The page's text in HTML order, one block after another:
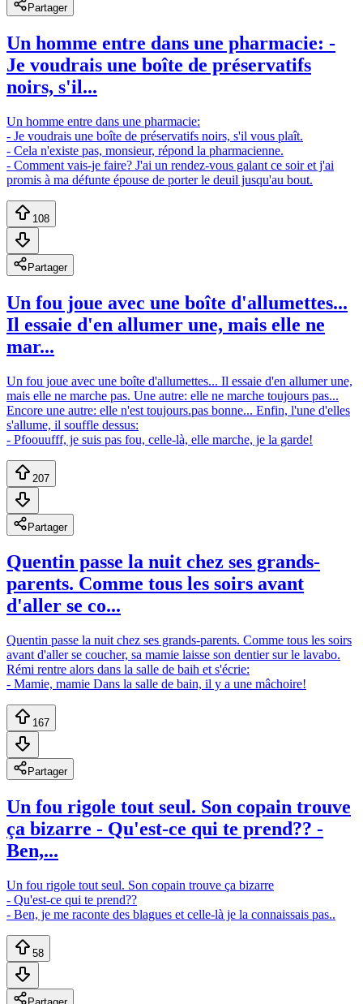
Partager
Un homme entre dans une pharmacie: -
Je voudrais une boîte de préservatifs
noirs, s'il...
Un homme entre dans une pharmacie:
- Je voudrais une boîte de préservatifs noirs, s'il vous plaît.
- Cela n'existe pas, monsieur, répond la pharmacienne.
- Comment vais-je faire? J'ai un rendez-vous galant ce soir et j'ai
promis à ma défunte épouse de porter le deuil jusqu'au bout.
108
Partager
Un fou joue avec une boîte d'allumettes...
Il essaie d'en allumer une, mais elle ne
mar...
Un fou joue avec une boîte d'allumettes... Il essaie d'en allumer une,
mais elle ne marche pas. Une autre: elle ne marche toujours pas...
Encore une autre: elle n'est toujours.pas bonne... Enfin, l'une d'elles
s'allume, il souffle dessus:
- Pfoouufff, je suis pas fou, celle-là, elle marche, je la garde!
207
Partager
Quentin passe la nuit chez ses grands-
parents. Comme tous les soirs avant
d'aller se co...
Quentin passe la nuit chez ses grands-parents. Comme tous les soirs
avant d'aller se coucher, sa mamie laisse son dentier sur le lavabo.
Rémi rentre alors dans la salle de baih et s'écrie:
- Mamie, mamie Dans la salle de bain, il y a une mâchoire!
167
Partager
Un fou rigole tout seul. Son copain trouve
ça bizarre - Qu'est-ce qui te prend?? -
Ben,...
Un fou rigole tout seul. Son copain trouve ça bizarre
- Qu'est-ce qui te prend??
- Ben, je me raconte des blagues et celle-là je la connaissais pas..
58